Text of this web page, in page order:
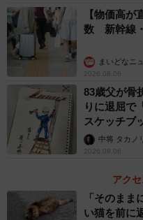
【物価高
数 新幹線
まいどなニ
2026.08.06
83歳父が骨
りに退屈で
スケッチブ
ますよ…」
中将 タカノ
2026.08.06
アク
「そのま
い猫を前に